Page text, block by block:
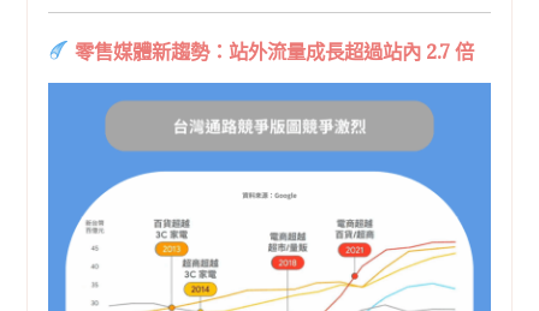
零售媒體新趨勢：站外流量成長超過站內 2.7 倍